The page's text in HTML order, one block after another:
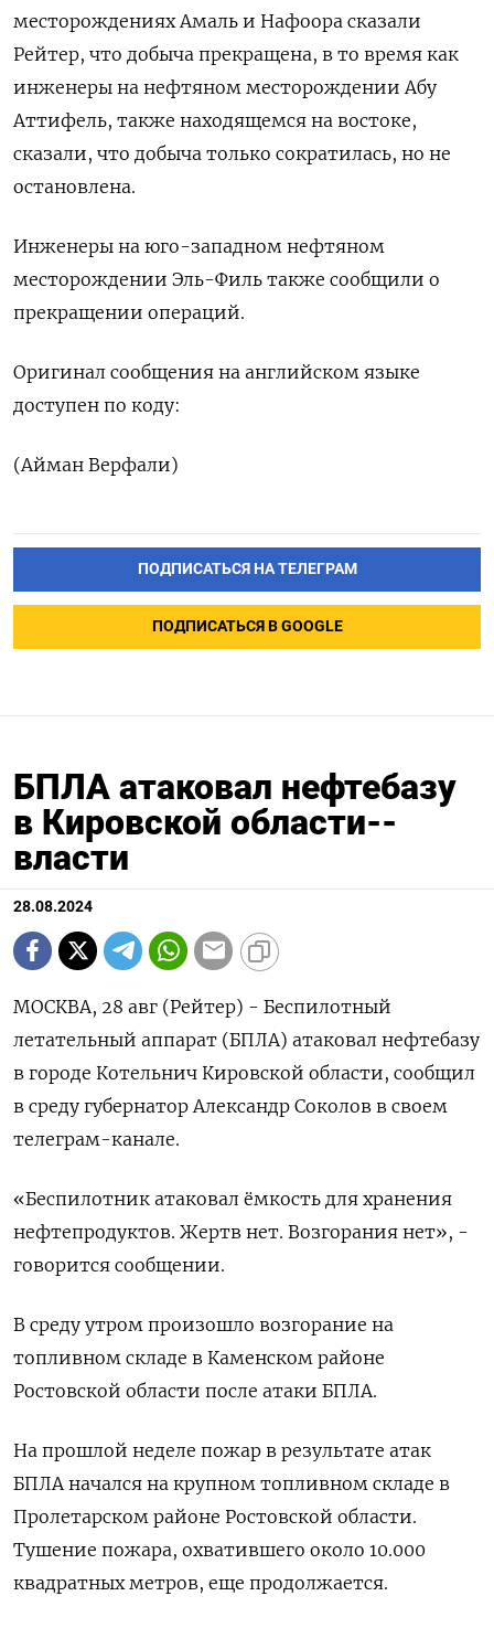
месторождениях Амаль и Нафоора сказали
Рейтер, что добыча прекращена, в то время как
инженеры на нефтяном месторождении Абу
Аттифель, также находящемся на востоке,
сказали, что добыча только сократилась, но не
остановлена.
Инженеры на юго-западном нефтяном
месторождении Эль-Филь также сообщили о
прекращении операций.
Оригинал сообщения на английском языке
доступен по коду:
(Айман Верфали)
ПОДПИСАТЬСЯ НА ТЕЛЕГРАМ
ПОДПИСАТЬСЯ В GOOGLE
БПЛА атаковал нефтебазу
в Кировской области--
власти
28.08.2024
МОСКВА, 28 авг (Рейтер) - Беспилотный
летательный аппарат (БПЛА) атаковал нефтебазу
в городе Котельнич Кировской области, сообщил
в среду губернатор Александр Соколов в своем
телеграм-канале.
«Беспилотник атаковал ёмкость для хранения
нефтепродуктов. Жертв нет. Возгорания нет», -
говорится сообщении.
В среду утром произошло возгорание на
топливном складе в Каменском районе
Ростовской области после атаки БПЛА.
На прошлой неделе пожар в результате атак
БПЛА начался на крупном топливном складе в
Пролетарском районе Ростовской области.
Тушение пожара, охватившего около 10.000
квадратных метров, еще продолжается.